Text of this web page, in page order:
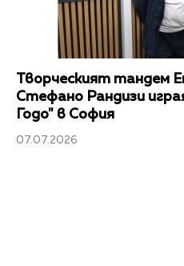
Творческият тандем
Стефано Рандизи
Годо" в София
07.07.2026